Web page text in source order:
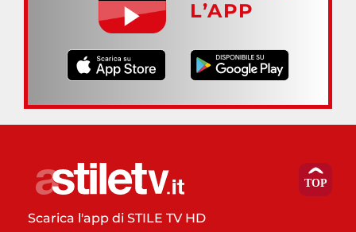
L’APP
Scarica l'app di STILE TV HD